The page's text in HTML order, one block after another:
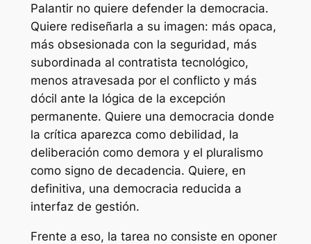
Palantir no quiere defender la democracia.
Quiere rediseñarla a su imagen: más opaca,
más obsesionada con la seguridad, más
subordinada al contratista tecnológico,
menos atravesada por el conflicto y más
dócil ante la lógica de la excepción
permanente. Quiere una democracia donde
la crítica aparezca como debilidad, la
deliberación como demora y el pluralismo
como signo de decadencia. Quiere, en
definitiva, una democracia reducida a
interfaz de gestión.
Frente a eso, la tarea no consiste en oponer